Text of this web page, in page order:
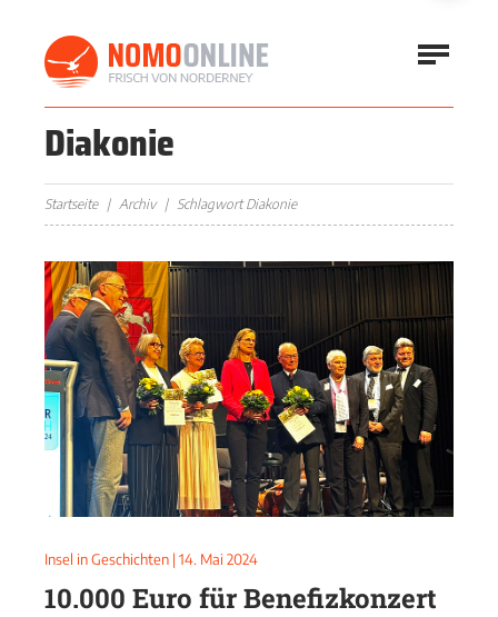
Diakonie
Startseite Archiv Schlagwort Diakonie
Insel in Geschichten | 14. Mai 2024
10.000 Euro für Benefizkonzert